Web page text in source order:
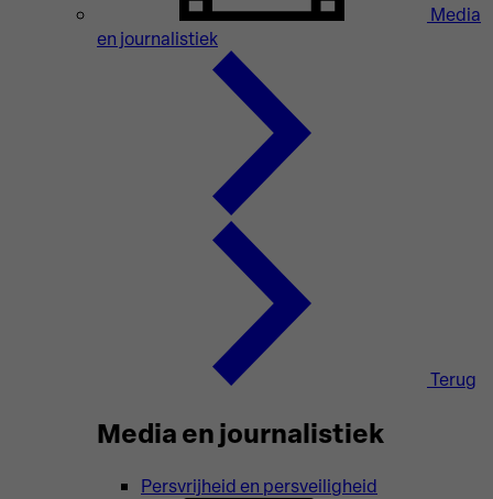
Media
en journalistiek
Terug
Media en journalistiek
Persvrijheid en persveiligheid